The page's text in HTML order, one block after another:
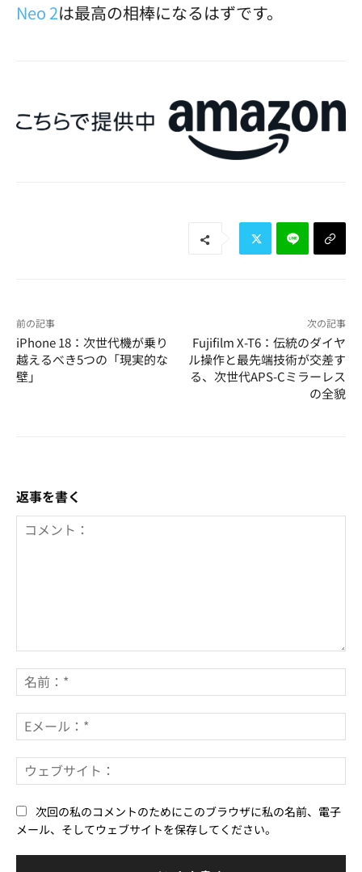
Neo 2は最高の相棒になるはずです。
前の記事
iPhone 18：次世代機が乗り
越えるべき5つの「現実的な
壁」
次の記事
Fujifilm X-T6：伝統のダイヤ
ル操作と最先端技術が交差す
る、次世代APS-Cミラーレス
の全貌
返事を書く
メ
ン
ト：
前
*
メ
ー
*ェ
次回の私のコメントのためにこのブラウザに私の名前、電子
メール、そしてウェブサイトを保存してください。